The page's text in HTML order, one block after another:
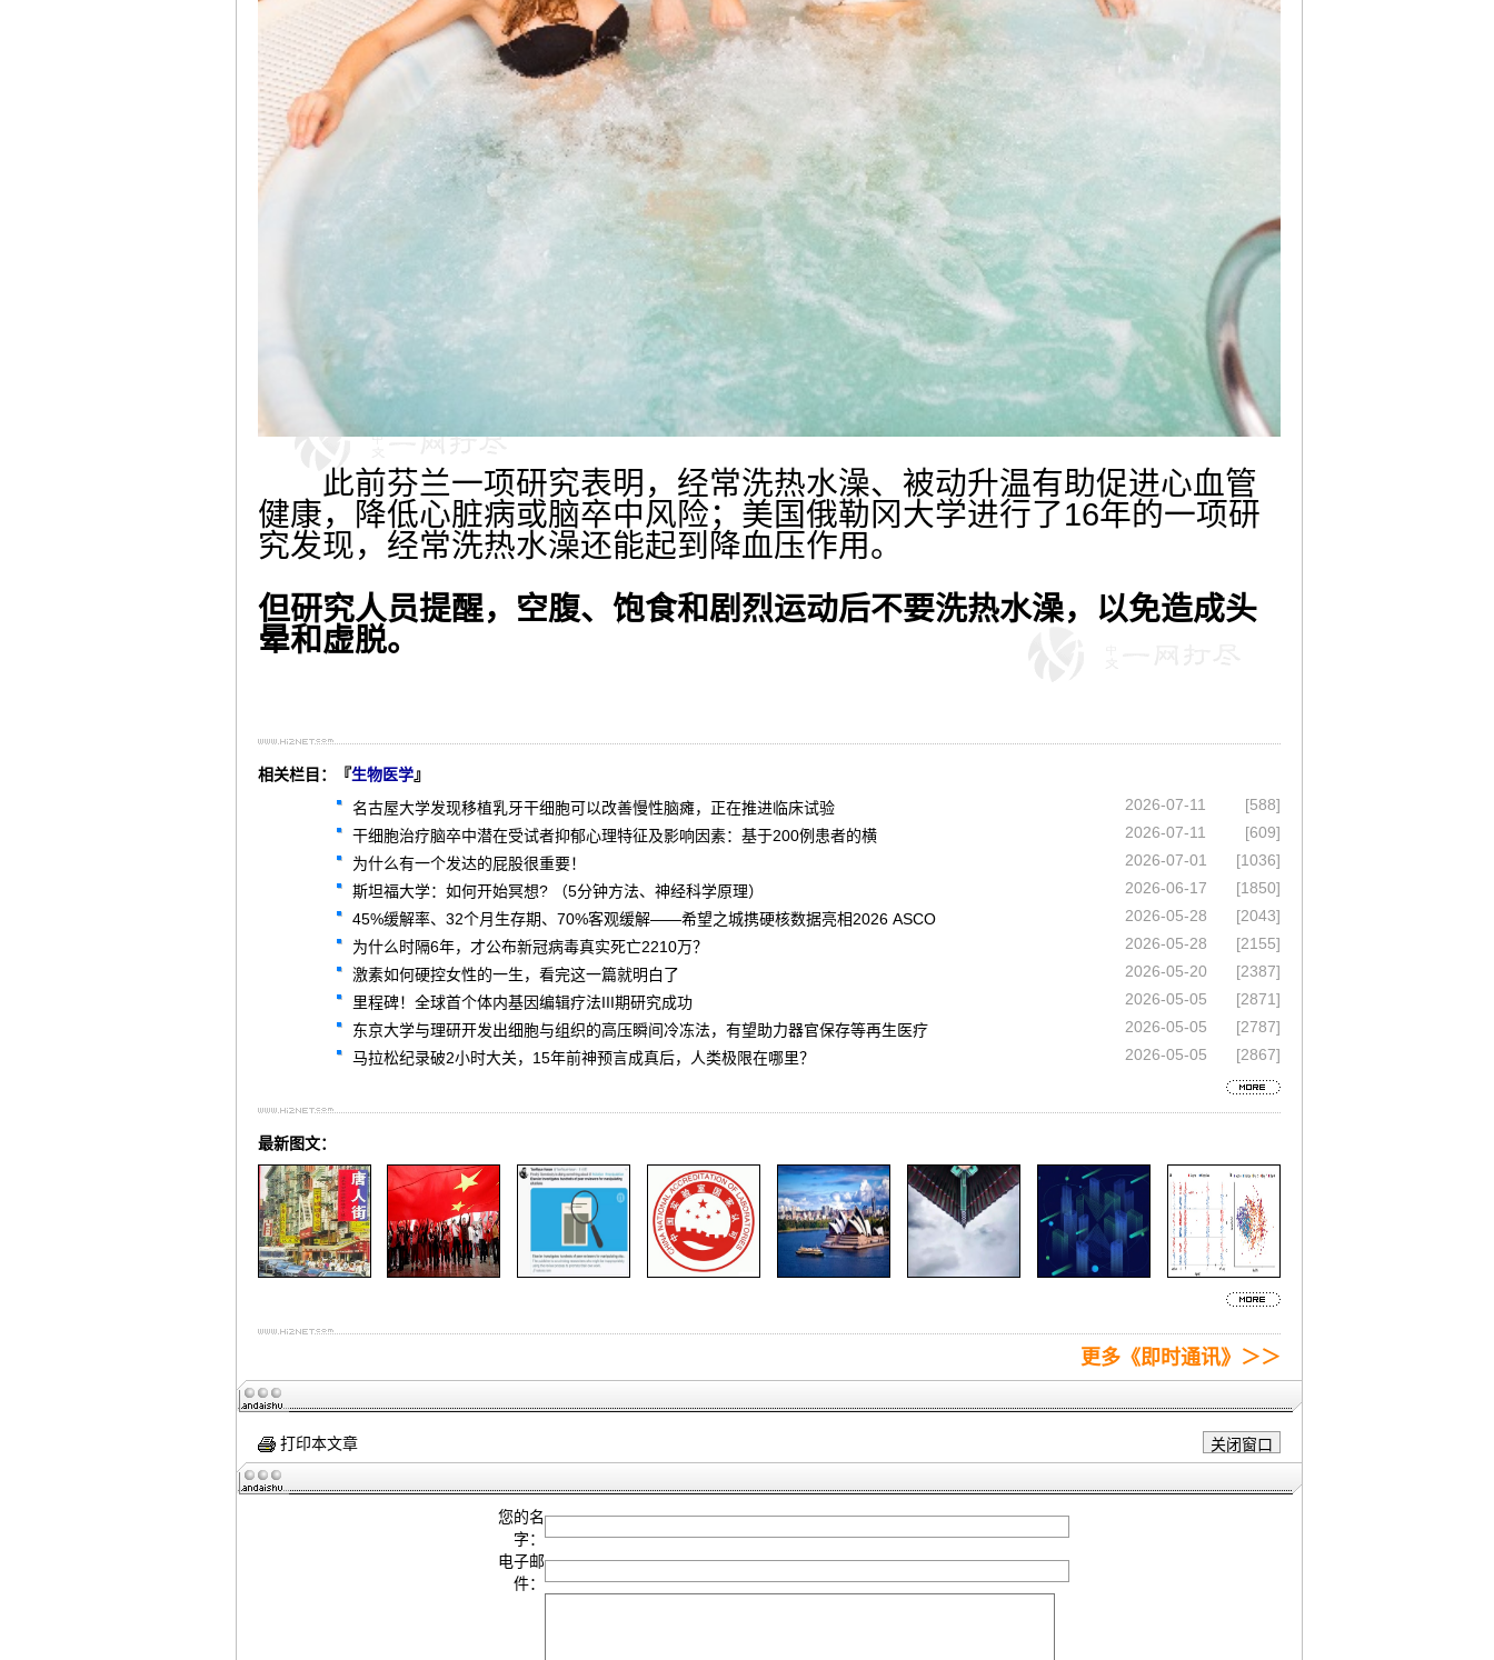
此前芬兰一项研究表明，经常洗热水澡、被动升温有助促进心血管
健康，降低心脏病或脑卒中风险；美国俄勒冈大学进行了16年的一项研
究发现，经常洗热水澡还能起到降血压作用。
但研究人员提醒，空腹、饱食和剧烈运动后不要洗热水澡，以免造成头
晕和虚脱。
相关栏目：『生物医学』
名古屋大学发现移植乳牙干细胞可以改善慢性脑瘫，正在推进临床试验
2026-07-11
[588]
干细胞治疗脑卒中潜在受试者抑郁心理特征及影响因素：基于200例患者的横
2026-07-11
[609]
为什么有一个发达的屁股很重要！
2026-07-01
[1036]
斯坦福大学：如何开始冥想? （5分钟方法、神经科学原理）
2026-06-17
[1850]
45%缓解率、32个月生存期、70%客观缓解——希望之城携硬核数据亮相2026 ASCO
2026-05-28
[2043]
为什么时隔6年，才公布新冠病毒真实死亡2210万？
2026-05-28
[2155]
激素如何硬控女性的一生，看完这一篇就明白了
2026-05-20
[2387]
里程碑！全球首个体内基因编辑疗法III期研究成功
2026-05-05
[2871]
东京大学与理研开发出细胞与组织的高压瞬间冷冻法，有望助力器官保存等再生医疗
2026-05-05
[2787]
马拉松纪录破2小时大关，15年前神预言成真后，人类极限在哪里？
2026-05-05 [2867]
最新图文：
更多《即时通讯》＞＞
打印本文章
您的名
字：
电子邮
件：